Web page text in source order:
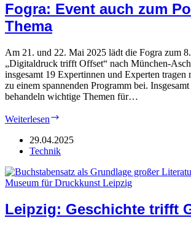
Fogra: Event auch zum
Thema
Am 21. und 22. Mai 2025 lädt die Fogra zum
„Digitaldruck trifft Offset“ nach München-
insgesamt 19 Expertinnen und Experten tragen
zu einem spannenden Programm bei. Insgesamt
behandeln wichtige Themen für…
Weiterlesen
auch
zum
Thema
29.04.2025
Technik
Leipzig: Geschichte trifft